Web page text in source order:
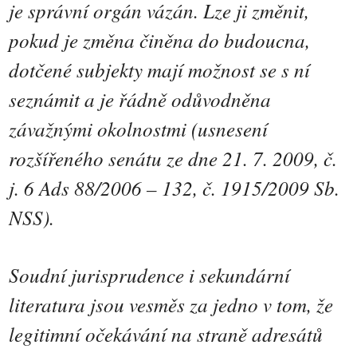
je správní orgán vázán. Lze ji změnit,
pokud je změna činěna do budoucna,
dotčené subjekty mají možnost se s ní
seznámit a je řádně odůvodněna
závažnými okolnostmi (usnesení
rozšířeného senátu ze dne 21. 7. 2009, č.
j. 6 Ads 88/2006 – 132, č. 1915/2009 Sb.
NSS).
Soudní jurisprudence i sekundární
literatura jsou vesměs za jedno v tom, že
legitimní očekávání na straně adresátů